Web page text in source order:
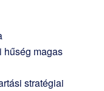
hűség magas
stratégiai